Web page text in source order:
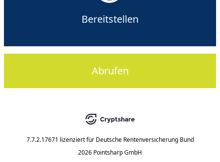
Bereitstellen
Abrufen
7.7.2.17671 lizenziert für Deutsche Rentenversicherung Bund
2026 Pointsharp GmbH